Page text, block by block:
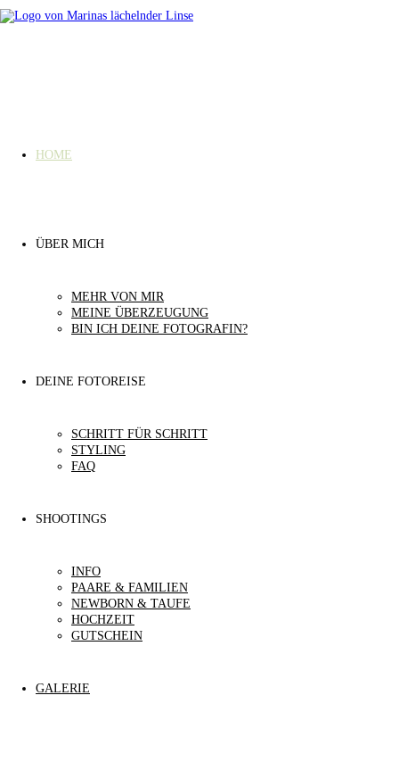
Zurück
zum
HOME
ÜBER MICH
MEHR VON MIR
MEINE ÜBERZEUGUNG
BIN ICH DEINE FOTOGRAFIN?
DEINE FOTOREISE
SCHRITT FÜR SCHRITT
STYLING
FAQ
SHOOTINGS
INFO
PAARE & FAMILIEN
NEWBORN & TAUFE
HOCHZEIT
GUTSCHEIN
GALERIE